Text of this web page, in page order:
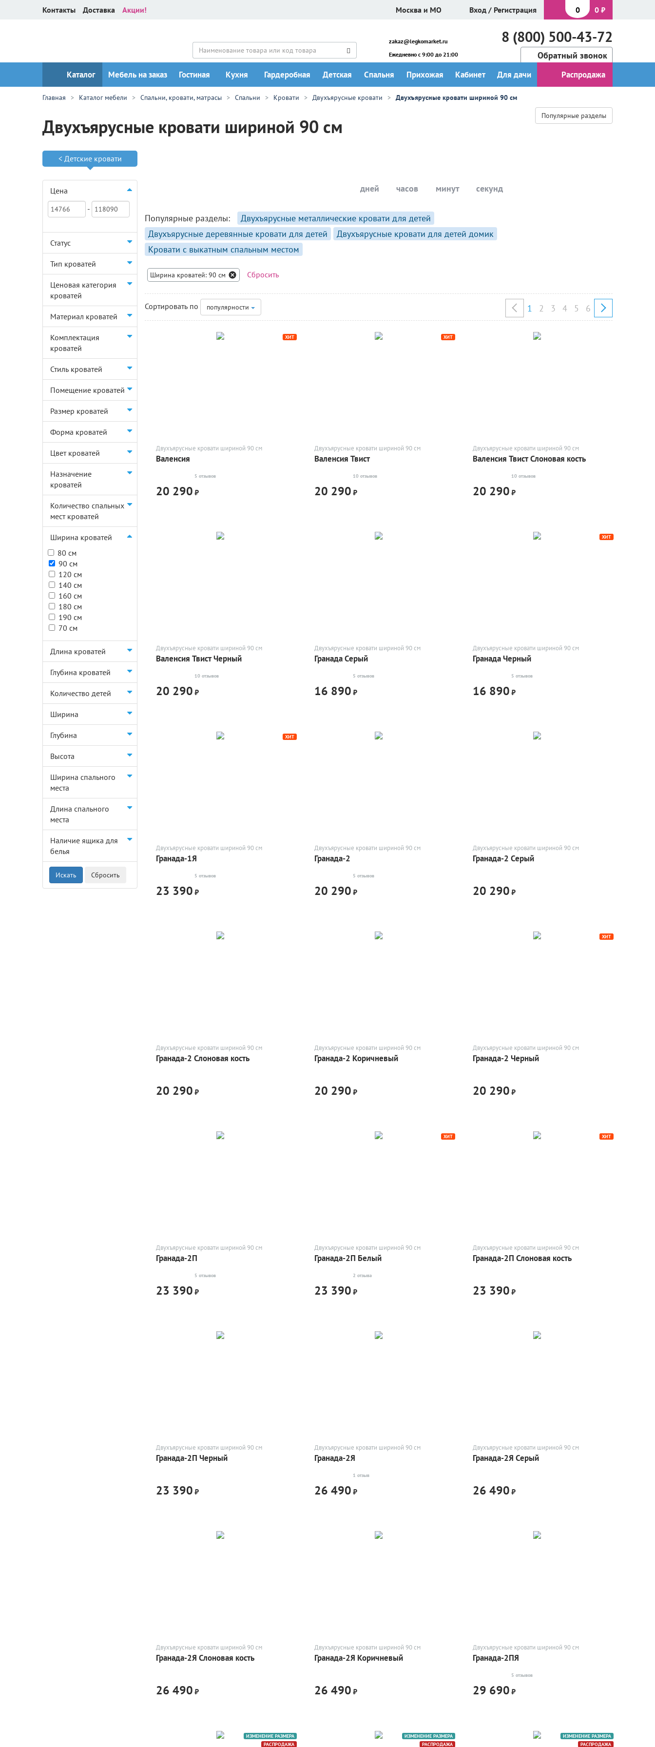
Контакты Доставка Акции! 0 0 ₽
Вход / Регистрация
Москва и МО
zakaz@legkomarket.ru
Ежедневно c 9:00 до 21:00
8 (800) 500-43-72
Обратный звонок
Каталог Мебель на заказ Гостиная Кухня Гардеробная Детская Спальня Прихожая Кабинет Для дачи Распродажа
Главная Каталог мебели Спальни, кровати, матрасы Спальни Кровати Двухъярусные кровати Двухъярусные кровати шириной 90 см
Популярные разделы
Двухъярусные кровати шириной 90 см
< Детские кровати
Цена
-
Статус
Тип кроватей
Ценовая категория
кроватей
Материал кроватей
Комплектация
кроватей
Стиль кроватей
Помещение кроватей
Размер кроватей
Форма кроватей
Цвет кроватей
Назначение
кроватей
Количество спальных
мест кроватей
Ширина кроватей
80 см
90 см
120 см
140 см
160 см
180 см
190 см
70 см
Длина кроватей
Глубина кроватей
Количество детей
Ширина
Глубина
Высота
Ширина спального
места
Длина спального
места
Наличие ящика для
белья
дней часов минут секунд
Популярные разделы:
Двухъярусные металлические кровати для детей
Двухъярусные деревянные кровати для детей
Двухъярусные кровати для детей домик
Кровати с выкатным спальным местом
Ширина кроватей: 90 см Сбросить
Сортировать по популярности 1 2 3 4 5 6
ХИТ
Двухъярусные кровати шириной 90 см
Валенсия
5 отзывов
20 290 ₽
ХИТ
Двухъярусные кровати шириной 90 см
Валенсия Твист
10 отзывов
20 290 ₽
Двухъярусные кровати шириной 90 см
Валенсия Твист Слоновая кость
10 отзывов
20 290 ₽
Двухъярусные кровати шириной 90 см
Валенсия Твист Черный
10 отзывов
20 290 ₽
Двухъярусные кровати шириной 90 см
Гранада Серый
5 отзывов
16 890 ₽
ХИТ
Двухъярусные кровати шириной 90 см
Гранада Черный
5 отзывов
16 890 ₽
ХИТ
Двухъярусные кровати шириной 90 см
Гранада-1Я
5 отзывов
23 390 ₽
Двухъярусные кровати шириной 90 см
Гранада-2
5 отзывов
20 290 ₽
Двухъярусные кровати шириной 90 см
Гранада-2 Серый
20 290 ₽
Двухъярусные кровати шириной 90 см
Гранада-2 Слоновая кость
20 290 ₽
Двухъярусные кровати шириной 90 см
Гранада-2 Коричневый
20 290 ₽
ХИТ
Двухъярусные кровати шириной 90 см
Гранада-2 Черный
20 290 ₽
Двухъярусные кровати шириной 90 см
Гранада-2П
5 отзывов
23 390 ₽
ХИТ
Двухъярусные кровати шириной 90 см
Гранада-2П Белый
2 отзыва
23 390 ₽
ХИТ
Двухъярусные кровати шириной 90 см
Гранада-2П Слоновая кость
23 390 ₽
Двухъярусные кровати шириной 90 см
Гранада-2П Черный
23 390 ₽
Двухъярусные кровати шириной 90 см
Гранада-2Я
1 отзыв
26 490 ₽
Двухъярусные кровати шириной 90 см
Гранада-2Я Серый
26 490 ₽
Двухъярусные кровати шириной 90 см
Гранада-2Я Слоновая кость
26 490 ₽
Двухъярусные кровати шириной 90 см
Гранада-2Я Коричневый
26 490 ₽
Двухъярусные кровати шириной 90 см
Гранада-2ПЯ
5 отзывов
29 690 ₽
ИЗМЕНЕНИЕ РАЗМЕРА
РАСПРОДАЖА
ИЗМЕНЕНИЕ РАЗМЕРА
РАСПРОДАЖА
ИЗМЕНЕНИЕ РАЗМЕРА
РАСПРОДАЖА